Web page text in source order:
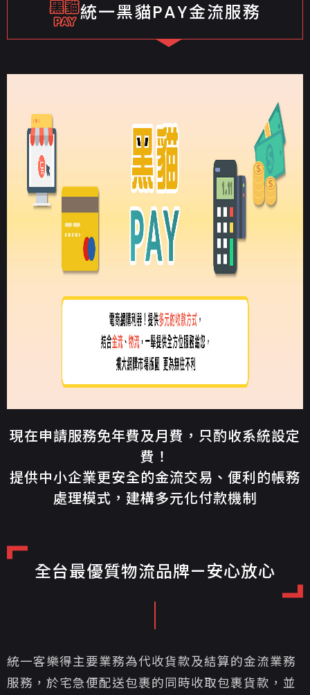
統一黑貓PAY金流服務
現在申請服務免年費及月費，只酌收系統設定
費！
提供中小企業更安全的金流交易、便利的帳務
處理模式，建構多元化付款機制
全台最優質物流品牌—安心放心
統一客樂得主要業務為代收貨款及結算的金流業務
服務，於宅急便配送包裹的同時收取包裹貨款，並